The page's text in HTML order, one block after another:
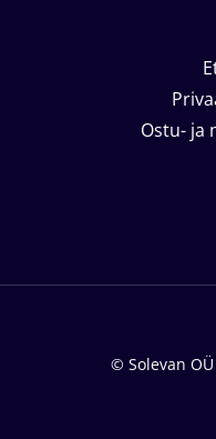
Ostu- ja
© Solevan